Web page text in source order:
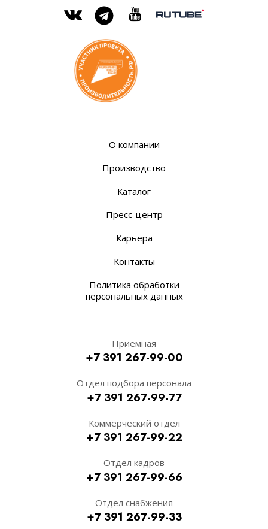
«Микрон»
машиностроение
ВконтактеTelegramYouTubeRutube
О компании
Производство
Каталог
Пресс-центр
Карьера
Контакты
Политика обработки
персональных данных
Приёмная
+7 391 267-99-00
Отдел подбора персонала
+7 391 267-99-77
Коммерческий отдел
+7 391 267-99-22
Отдел кадров
+7 391 267-99-66
Отдел снабжения
+7 391 267-99-33